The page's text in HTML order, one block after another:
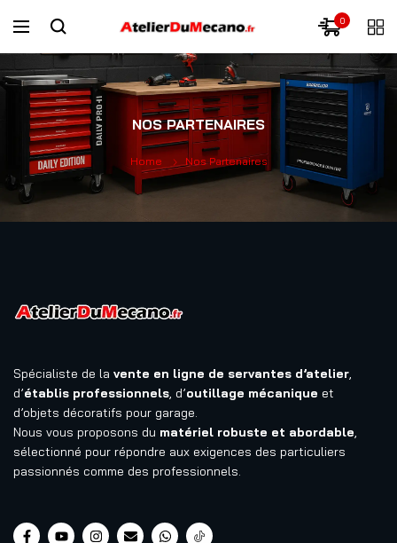
0
NOS PARTENAIRES
Home Nos Partenaires
Spécialiste de la vente en ligne de servantes d’atelier,
d’établis professionnels, d’outillage mécanique et
d’objets décoratifs pour garage.
Nous vous proposons du matériel robuste et abordable,
sélectionné pour répondre aux exigences des particuliers
passionnés comme des professionnels.